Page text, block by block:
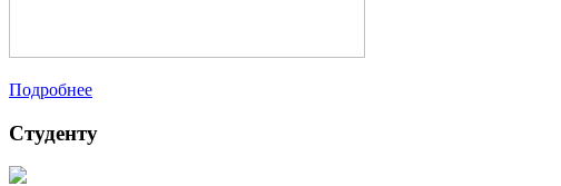
Подробнее
Студенту